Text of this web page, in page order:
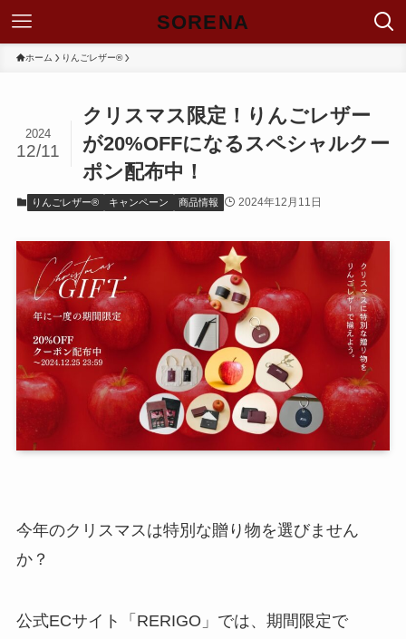
SORENA
ホーム りんごレザー®
クリスマス限定！りんごレザー
が20%OFFになるスペシャルクー
ポン配布中！
2024
12/11
りんごレザー® キャンペーン 商品情報 2024年12月11日
今年のクリスマスは特別な贈り物を選びません
か？
公式ECサイト「RERIGO」では、期間限定で